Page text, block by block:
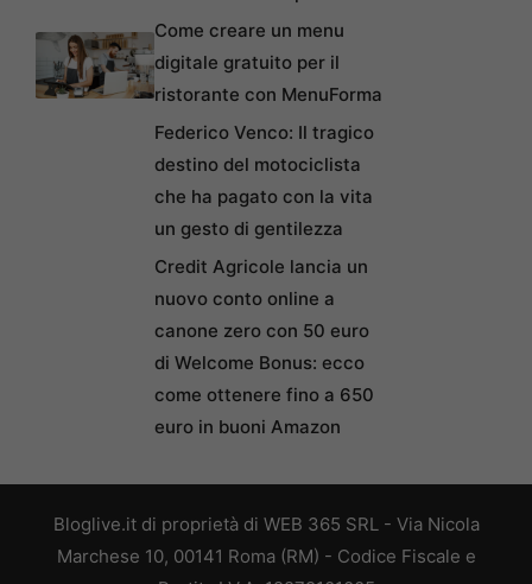
Come creare un menu
digitale gratuito per il
ristorante con MenuForma
Federico Venco: Il tragico
destino del motociclista
che ha pagato con la vita
un gesto di gentilezza
Credit Agricole lancia un
nuovo conto online a
canone zero con 50 euro
di Welcome Bonus: ecco
come ottenere fino a 650
euro in buoni Amazon
Bloglive.it di proprietà di WEB 365 SRL - Via Nicola
Marchese 10, 00141 Roma (RM) - Codice Fiscale e
Partita I.V.A. 12279101005